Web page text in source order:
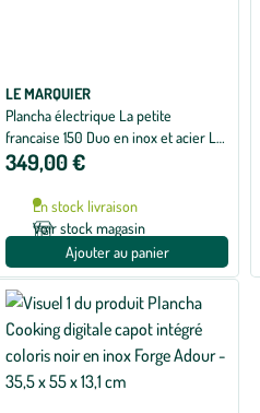
LE MARQUIER
Plancha électrique La petite
francaise 150 Duo en inox et acier Le
Marquier - 53 x 42 x 14,3 cm
349,00 €
En stock livraison
Voir stock magasin
Ajouter au panier